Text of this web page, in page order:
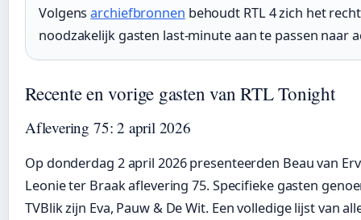
Volgensarchiefbronnen behoudt RTL 4 zich het
noodzakelijk gasten last-minute aan te passen naar
Recente en vorige gasten van RTL Tonight
Aflevering 75: 2 april 2026
Op donderdag 2 april 2026 presenteerden Beau van
Leonie ter Braak aflevering 75. Specifieke gasten
TVBlik zijn Eva, Pauw & De Wit. Een volledige lijst van